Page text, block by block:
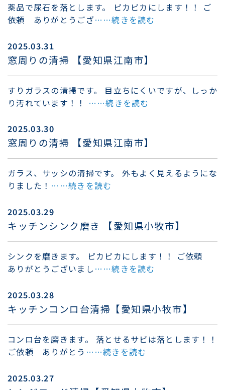
薬品で尿石を落とします。 ピカピカにします！！ ご
依頼 ありがとうござ……続きを読む
2025.03.31
窓周りの清掃 【愛知県江南市】
すりガラスの清掃です。 目立ちにくいですが、しっか
り汚れています！！ ……続きを読む
2025.03.30
窓周りの清掃 【愛知県江南市】
ガラス、サッシの清掃です。 外もよく見えるようにな
りました！ ……続きを読む
2025.03.29
キッチンシンク磨き 【愛知県小牧市】
シンクを磨きます。 ピカピカにします！！ ご依頼
ありがとうございまし ……続きを読む
2025.03.28
キッチンコンロ台清掃【愛知県小牧市】
コンロ台を磨きます。 落とせるサビは落とします！！
ご依頼 ありがとう ……続きを読む
2025.03.27